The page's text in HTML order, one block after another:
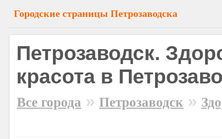
Городские страницы Петрозаводска
Петрозаводск.
красота в
Все города » Петрозаводск »